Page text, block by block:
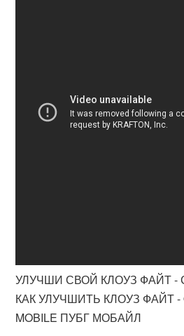
УЛУЧШИ СВОЙ КЛОУЗ ФАЙТ -
КАК УЛУЧШИТЬ КЛОУЗ ФАЙТ -
MOBILE ПУБГ МОБАЙЛ